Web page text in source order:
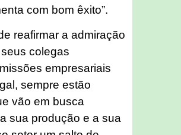
com bom êxito”.
reafirmar a admiração
colegas
empresariais
sempre estão
vão em busca
sua produção e a sua